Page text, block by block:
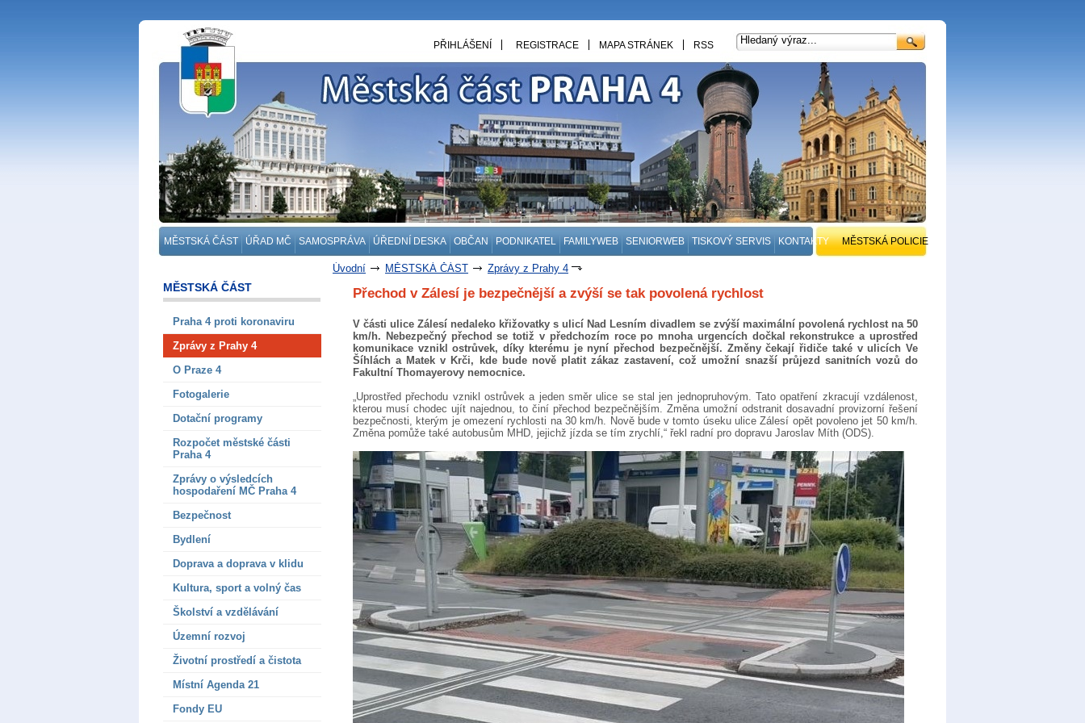
MĚSTSKÁ ČÁST ÚŘAD MČ SAMOSPRÁVA ÚŘEDNÍ DESKA OBČAN PODNIKATEL FAMILYWEB SENIORWEB TISKOVÝ SERVIS KONTAKTY MĚSTSKÁ POLICIE
PŘIHLÁŠENÍ REGISTRACE MAPA STRÁNEK RSS
Úvodní MĚSTSKÁ ČÁST Zprávy z Prahy 4
MĚSTSKÁ ČÁST
Praha 4 proti koronaviru
Zprávy z Prahy 4
O Praze 4
Fotogalerie
Dotační programy
Rozpočet městské části
Praha 4
Zprávy o výsledcích
hospodaření MČ Praha 4
Bezpečnost
Bydlení
Doprava a doprava v klidu
Kultura, sport a volný čas
Školství a vzdělávání
Územní rozvoj
Životní prostředí a čistota
Místní Agenda 21
Fondy EU
Přechod v Zálesí je bezpečnější a zvýší se tak povolená rychlost
V části ulice Zálesí nedaleko křižovatky s ulicí Nad Lesním divadlem se zvýší maximální povolená rychlost na 50
km/h. Nebezpečný přechod se totiž v předchozím roce po mnoha urgencích dočkal rekonstrukce a uprostřed
komunikace vznikl ostrůvek, díky kterému je nyní přechod bezpečnější. Změny čekají řidiče také v ulicích Ve
Šíhlách a Matek v Krči, kde bude nově platit zákaz zastavení, což umožní snazší průjezd sanitních vozů do
Fakultní Thomayerovy nemocnice.
„Uprostřed přechodu vznikl ostrůvek a jeden směr ulice se stal jen jednopruhovým. Tato opatření zkracují vzdálenost,
kterou musí chodec ujít najednou, to činí přechod bezpečnějším. Změna umožní odstranit dosavadní provizorní řešení
bezpečnosti, kterým je omezení rychlosti na 30 km/h. Nově bude v tomto úseku ulice Zálesí opět povoleno jet 50 km/h.
Změna pomůže také autobusům MHD, jejichž jízda se tím zrychlí,“ řekl radní pro dopravu Jaroslav Míth (ODS).